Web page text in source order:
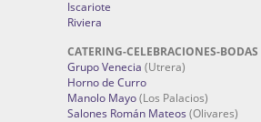
Iscariote
Riviera
CATERING-CELEBRACIONES-BODAS
Grupo Venecia (Utrera)
Horno de Curro
Manolo Mayo(Los Palacios)
Salones Román Mateos (Olivares)